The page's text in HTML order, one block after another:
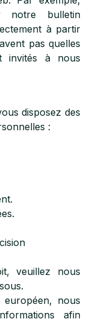
notre bulletin
à partir
pas quelles
invités à nous
disposez des
:
veuillez nous
nous
afin